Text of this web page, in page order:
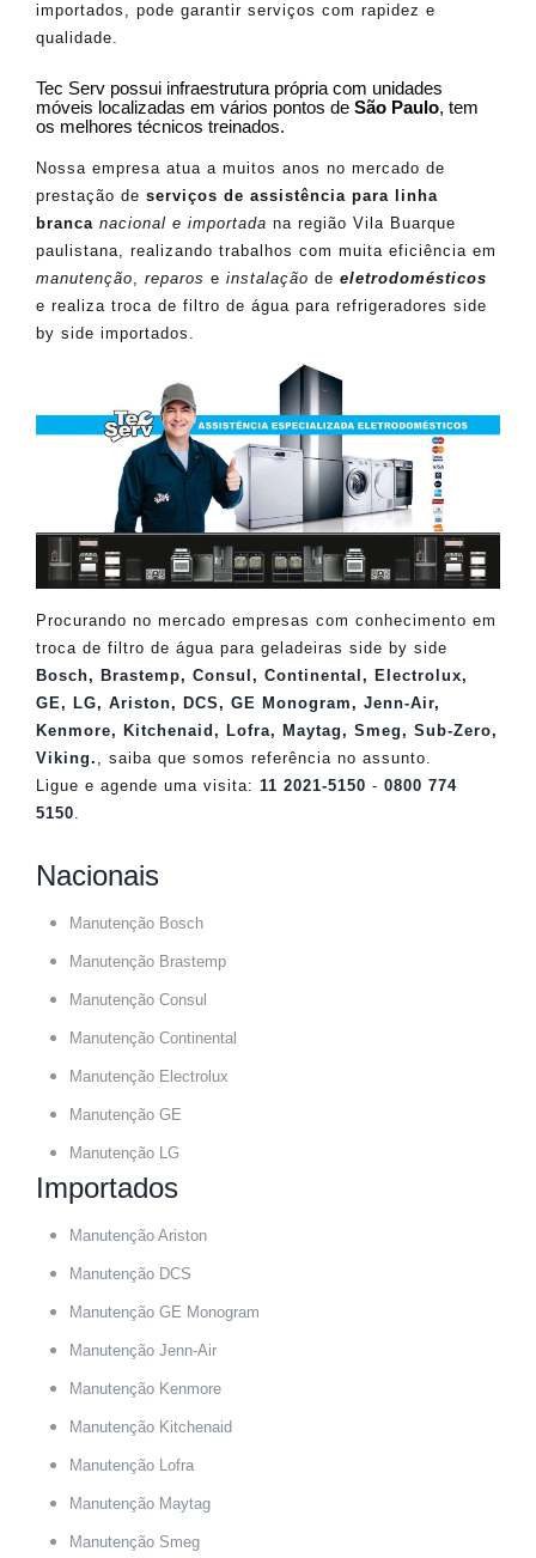
importados, pode garantir serviços com rapidez e
qualidade.
Tec Serv possui infraestrutura própria com unidades
móveis localizadas em vários pontos de São Paulo, tem
os melhores técnicos treinados.
Nossa empresa atua a muitos anos no mercado de
prestação de serviços de assistência para linha
branca nacional e importada na região Vila Buarque
paulistana, realizando trabalhos com muita eficiência em
manutenção
reparos e instalação de eletrodomésticos
e realiza troca de filtro de água para refrigeradores side
by side importados.
Procurando no mercado empresas com conhecimento em
troca de filtro de água para geladeiras side by side
Bosch, Brastemp, Consul , Continental , Electrolux,
GE, LG, Ariston, DCS , GE Monogram , Jenn-Air,
Kenmore, Kitchenaid , Lofra, Maytag , Smeg , Sub-Zero,
Viking. , saiba que somos referência no assunto.
Ligue e agende uma visita: 11 2021-5150 - 0800 774
5150.
Nacionais
Manutenção Bosch
Manutenção Brastemp
Manutenção Consul
Manutenção Continental
Manutenção Electrolux
Manutenção GE
Manutenção LG
Importados
Manutenção Ariston
Manutenção DCS
Manutenção GE Monogram
Manutenção Jenn-Air
Manutenção Kenmore
Manutenção Kitchenaid
Manutenção Lofra
Manutenção Maytag
Manutenção Smeg